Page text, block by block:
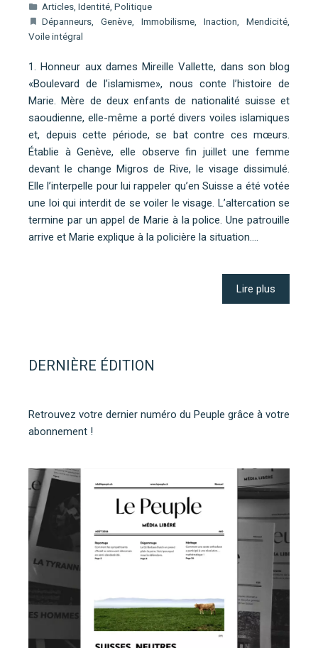
Articles, Identité, Politique
Dépanneurs, Genève, Immobilisme, Inaction, Mendicité,
Voile intégral
1. Honneur aux dames Mireille Vallette, dans son blog
«Boulevard de l’islamisme», nous conte l’histoire de
Marie. Mère de deux enfants de nationalité suisse et
saoudienne, elle-même a porté divers voiles islamiques
et, depuis cette période, se bat contre ces mœurs.
Établie à Genève, elle observe fin juillet une femme
devant le change Migros de Rive, le visage dissimulé.
Elle l’interpelle pour lui rappeler qu’en Suisse a été votée
une loi qui interdit de se voiler le visage. L’altercation se
termine par un appel de Marie à la police. Une patrouille
arrive et Marie explique à la policière la situation.…
Lire plus
DERNIÈRE ÉDITION
Retrouvez votre dernier numéro du Peuple grâce à votre
abonnement !